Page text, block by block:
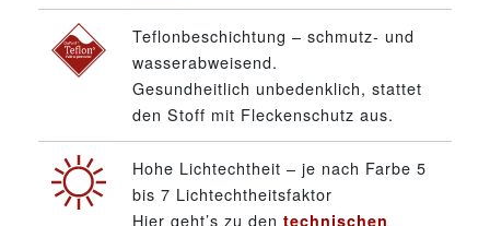
Teflonbeschichtung – schmutz- und
wasserabweisend.
Gesundheitlich unbedenklich, stattet
den Stoff mit Fleckenschutz aus.
Hohe Lichtechtheit – je nach Farbe 5
bis 7 Lichtechtheitsfaktor
Hier geht’s zu den technischen